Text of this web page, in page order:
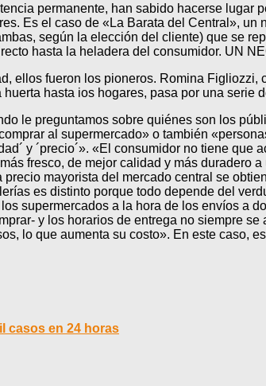
permanente, han sabido hacerse
Es el caso de «La Barata del Central»,
según la elección del cliente) que se
hasta la heladera del consumidor. UN
ellos fueron los pioneros. Romina
hasta ios hogares, pasa por una
le preguntamos sobre quiénes son los
al supermercado» o también
y ´precio´». «El consumidor no tiene
fresco, de mejor calidad y más duradero
mayorista del mercado central se
es distinto porque todo depende del
supermercados a la hora de los envíos a
y los horarios de entrega no siempre
lo que aumenta su costo». En este caso,
casos en 24 horas